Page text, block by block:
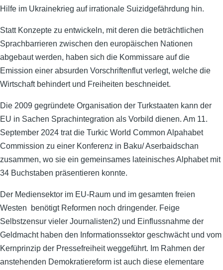
Hilfe im Ukrainekrieg auf irrationale Suizidgefährdung hin.
Statt Konzepte zu entwickeln, mit deren die beträchtlichen
Sprachbarrieren zwischen den europäischen Nationen
abgebaut werden, haben sich die Kommissare auf die
Emission einer absurden Vorschriftenflut verlegt, welche die
Wirtschaft behindert und Freiheiten beschneidet.
Die 2009 gegründete Organisation der Turkstaaten kann der
EU in Sachen Sprachintegration als Vorbild dienen. Am 11.
September 2024 trat die Turkic World Common Alpahabet
Commission zu einer Konferenz in Baku/ Aserbaidschan
zusammen, wo sie ein gemeinsames lateinisches Alphabet mit
34 Buchstaben präsentieren konnte.
Der Mediensektor im EU-Raum und im gesamten freien
Westen benötigt Reformen noch dringender. Feige
Selbstzensur vieler Journalisten2) und Einflussnahme der
Geldmacht haben den Informationssektor geschwächt und vom
Kernprinzip der Pressefreiheit weggeführt. Im Rahmen der
anstehenden Demokratiereform ist auch diese elementare